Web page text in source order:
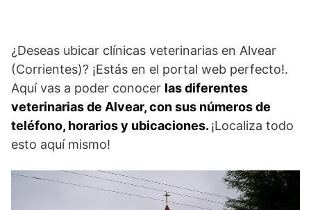
¿Deseas ubicar clínicas veterinarias en Alvear
(Corrientes)? ¡Estás en el portal web perfecto!.
Aquí vas a poder conocer las diferentes
veterinarias de Alvear, con sus números de
teléfono, horarios y ubicaciones. ¡Localiza todo
esto aquí mismo!